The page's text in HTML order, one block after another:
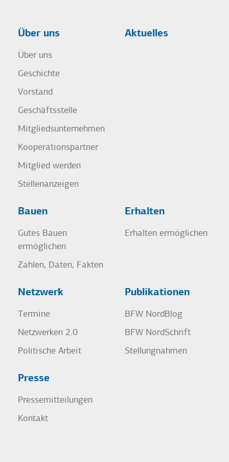
Über uns
Über uns
Geschichte
Vorstand
Geschäftsstelle
Mitgliedsunternehmen
Kooperationspartner
Mitglied werden
Stellenanzeigen
Aktuelles
Bauen
Gutes Bauen
ermöglichen
Zahlen, Daten, Fakten
Erhalten
Erhalten ermöglichen
Netzwerk
Termine
Netzwerken 2.0
Politische Arbeit
Publikationen
BFW NordBlog
BFW NordSchrift
Stellungnahmen
Presse
Pressemitteilungen
Kontakt